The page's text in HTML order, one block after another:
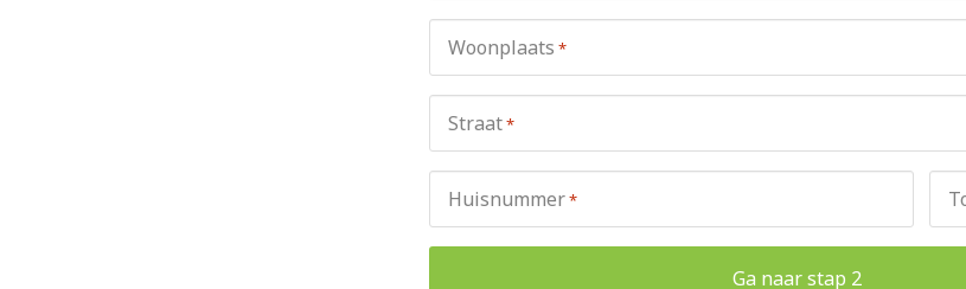
Woonplaats *
Straat*
Huisnummer*